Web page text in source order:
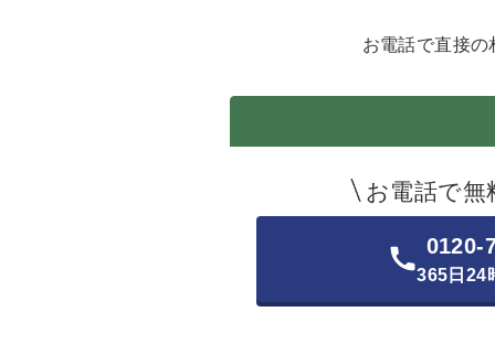
お電話で直接の
お電話で無
0120-
365日24